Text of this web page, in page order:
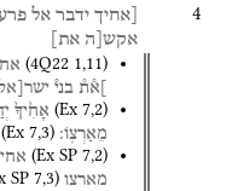
4 [אחיך ידבר אל
אקש[ה את]
(4Q22 1,11)
]א֯ת֯ בני֯
(Ex 7,2) אָחִ֙יךָ֙
מֵאַרְצֽוֹ׃
(Ex 7,3)
(Ex SP 7,2)
מארצו
SP 7,3)